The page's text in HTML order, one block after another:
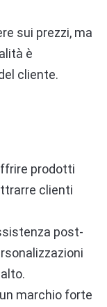
sui prezzi, ma
è
cliente.
prodotti
clienti
post-
marchio forte